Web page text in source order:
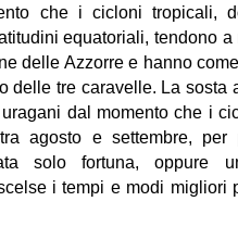
che i cicloni tropicali,
equatoriali, tendono
delle Azzorre e hanno
delle tre caravelle. La sosta
dal momento che i
agosto e settembre, per
solo fortuna, oppure
i tempi e modi migliori